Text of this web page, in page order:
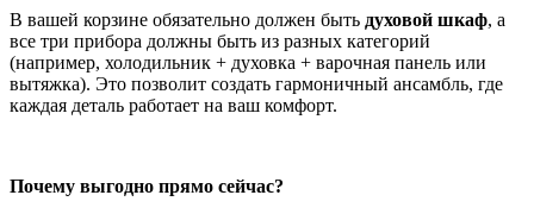
В вашей корзине обязательно должен быть духовой шкаф, а
все три прибора должны быть из разных категорий
(например, холодильник + духовка + варочная панель или
вытяжка). Это позволит создать гармоничный ансамбль, где
каждая деталь работает на ваш комфорт.
Почему выгодно прямо сейчас?